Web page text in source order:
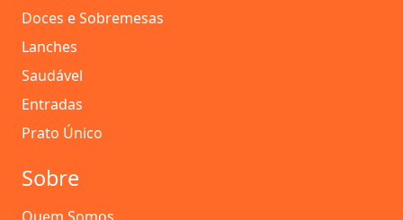
Doces e Sobremesas
Lanches
Saudável
Entradas
Prato Único
Sobre